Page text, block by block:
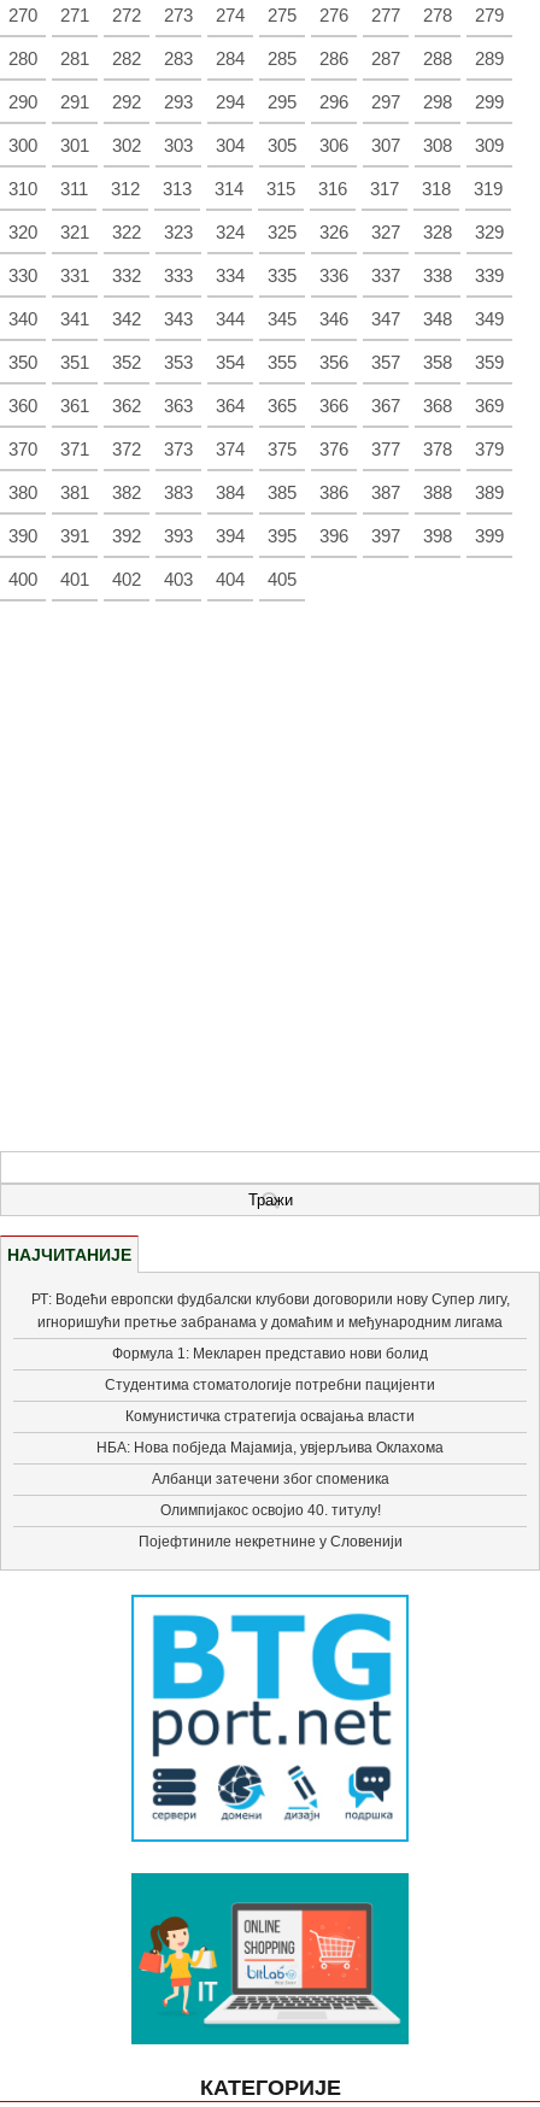
270 271 272 273 274 275 276 277 278 279
280 281 282 283 284 285 286 287 288 289
290 291 292 293 294 295 296 297 298 299
300 301 302 303 304 305 306 307 308 309
310 311 312 313 314 315 316 317 318 319
320 321 322 323 324 325 326 327 328 329
330 331 332 333 334 335 336 337 338 339
340 341 342 343 344 345 346 347 348 349
350 351 352 353 354 355 356 357 358 359
360 361 362 363 364 365 366 367 368 369
370 371 372 373 374 375 376 377 378 379
380 381 382 383 384 385 386 387 388 389
390 391 392 393 394 395 396 397 398 399
400 401 402 403 404 405
НАЈЧИТАНИЈЕ
РТ: Водећи европски фудбалски клубови договорили нову Супер лигу,
игноришући претње забранама у домаћим и међународним лигама
Формула 1: Мекларен представио нови болид
Студентима стоматологије потребни пацијенти
Комунистичка стратегија освајања власти
НБА: Нова побједа Мајамија, увјерљива Оклахома
Албанци затечени због споменика
Олимпијакос освојио 40. титулу!
Појефтиниле некретнине у Словенији
КАТЕГОРИЈЕ